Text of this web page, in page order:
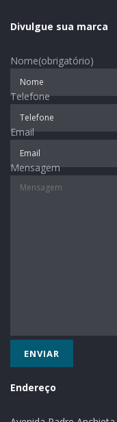
Divulgue sua marca
Nome(obrigatório)
Telefone
Email
Mensagem
Endereço